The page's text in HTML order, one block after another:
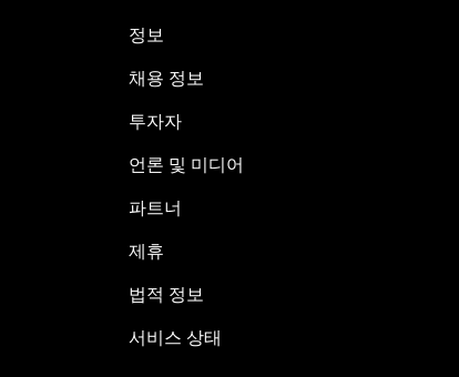
정보
채용 정보
투자자
언론 및 미디어
파트너
제휴
법적 정보
서비스 상태